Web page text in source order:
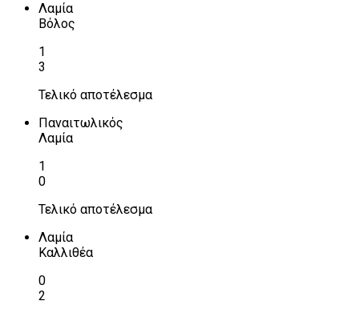
Λαμία
Βόλος
1
3
Τελικό αποτέλεσμα
Παναιτωλικός
Λαμία
1
0
Τελικό αποτέλεσμα
Λαμία
Καλλιθέα
0
2